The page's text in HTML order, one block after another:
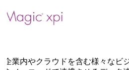
業内やクラウドを含む様々なビジ